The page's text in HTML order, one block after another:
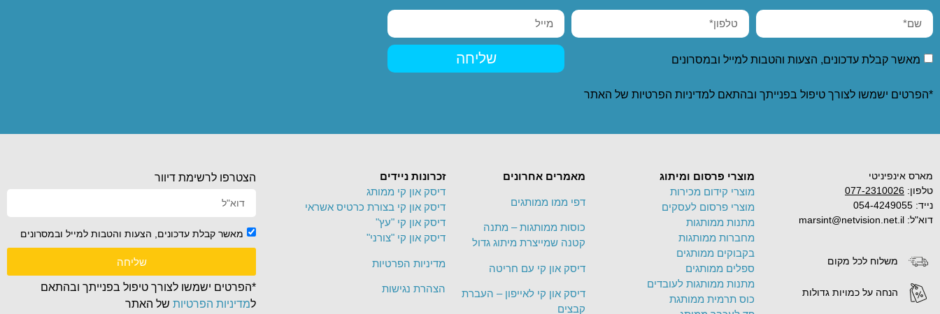
מאשר קבלת עדכונים, הצעות והטבות למייל ובמסרונים שליחה
*הפרטים ישמשו לצורך טיפול בפנייתך ובהתאם למדיניות הפרטיות של האתר
מארס אינפיניטי
טלפון: 077-2310026
נייד: 054-4249055
דוא"ל: marsint@netvision.net.il
משלוח לכל מקום
הנחה על כמויות גדולות
מוצרי פרסום ומיתוג
מוצרי קידום מכירות
מוצרי פרסום לעסקים
מתנות ממותגות
מחברות ממותגות
בקבוקים ממותגים
ספלים ממותגים
מתנות ממותגות לעובדים
כוס תרמית ממותגת
מאמרים אחרונים
דפי ממו ממותגים
כוסות ממותגות – מתנה
קטנה שמייצרת מיתוג גדול
דיסק און קי עם חריטה
דיסק און קי לאייפון – העברת
קבצים
זכרונות ניידים
דיסק און קי ממותג
דיסק און קי בצורת כרטיס אשראי
דיסק און קי "עץ"
דיסק און קי "צורני"
מדיניות הפרטיות
הצהרת נגישות
הצטרפו לרשימת דיוור
מאשר קבלת עדכונים, הצעות והטבות למייל ובמסרונים
שליחה
*הפרטים ישמשו לצורך טיפול בפנייתך ובהתאם
למדיניות הפרטיותשל האתר